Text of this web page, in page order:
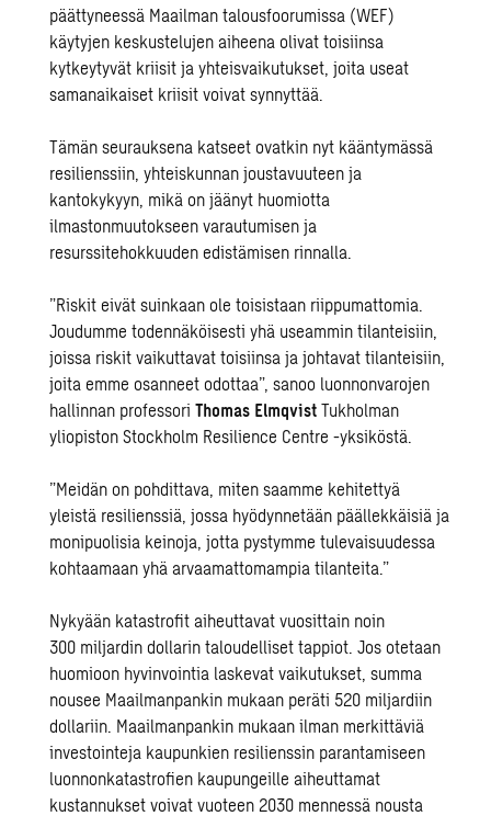
päättyneessä Maailman talousfoorumissa (WEF)
käytyjen keskustelujen aiheena olivat toisiinsa
kytkeytyvät kriisit ja yhteisvaikutukset, joita useat
samanaikaiset kriisit voivat synnyttää.
Tämän seurauksena katseet ovatkin nyt kääntymässä
resilienssiin, yhteiskunnan joustavuuteen ja
kantokykyyn, mikä on jäänyt huomiotta
ilmastonmuutokseen varautumisen ja
resurssitehokkuuden edistämisen rinnalla.
”Riskit eivät suinkaan ole toisistaan riippumattomia.
Joudumme todennäköisesti yhä useammin tilanteisiin,
joissa riskit vaikuttavat toisiinsa ja johtavat tilanteisiin,
joita emme osanneet odottaa”, sanoo luonnonvarojen
hallinnan professoriThomas Elmqvist Tukholman
yliopiston Stockholm Resilience Centre -yksiköstä.
”Meidän on pohdittava, miten saamme kehitettyä
yleistä resilienssiä, jossa hyödynnetään päällekkäisiä ja
monipuolisia keinoja, jotta pystymme tulevaisuudessa
kohtaamaan yhä arvaamattomampia tilanteita.”
Nykyään katastrofit aiheuttavat vuosittain noin
300 miljardin dollarin taloudelliset tappiot. Jos otetaan
huomioon hyvinvointia laskevat vaikutukset, summa
nousee Maailmanpankin mukaan peräti 520 miljardiin
dollariin. Maailmanpankin mukaan ilman merkittäviä
investointeja kaupunkien resilienssin parantamiseen
luonnonkatastrofien kaupungeille aiheuttamat
kustannukset voivat vuoteen 2030 mennessä nousta